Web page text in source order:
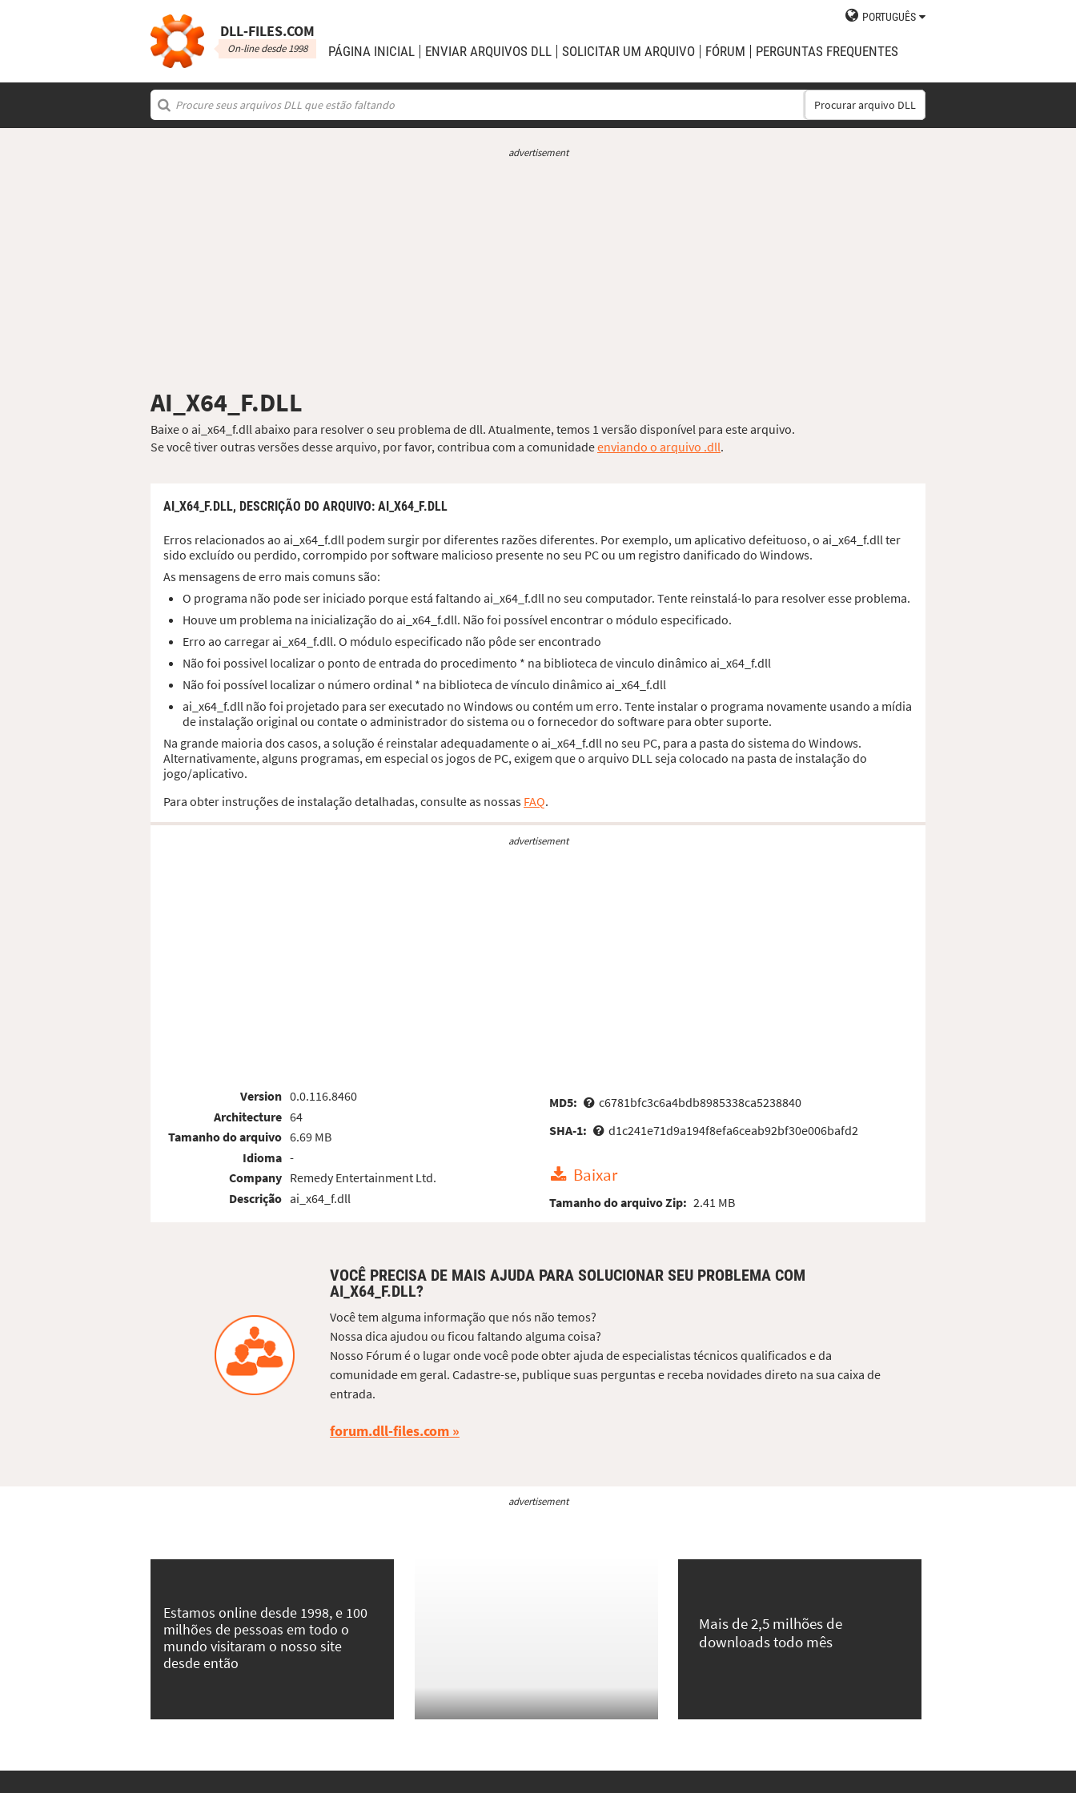
DLL‑FILES.COM
On-line desde 1998
PORTUGUÊS
PÁGINA INICIAL ENVIAR ARQUIVOS DLL SOLICITAR UM ARQUIVO FÓRUM PERGUNTAS FREQUENTES
Procurar arquivo DLL
advertisement
AI_X64_F.DLL
Baixe o ai_x64_f.dll abaixo para resolver o seu problema de dll. Atualmente, temos 1 versão disponível para este arquivo.
Se você tiver outras versões desse arquivo, por favor, contribua com a comunidadeenviando o arquivo .dll.
AI_X64_F.DLL, DESCRIÇÃO DO ARQUIVO: AI_X64_F.DLL
Erros relacionados ao ai_x64_f.dll podem surgir por diferentes razões diferentes. Por exemplo, um aplicativo defeituoso, o ai_x64_f.dll ter
sido excluído ou perdido, corrompido por software malicioso presente no seu PC ou um registro danificado do Windows.
As mensagens de erro mais comuns são:
O programa não pode ser iniciado porque está faltando ai_x64_f.dll no seu computador. Tente reinstalá-lo para resolver esse problema.
Houve um problema na inicialização do ai_x64_f.dll. Não foi possível encontrar o módulo especificado.
Erro ao carregar ai_x64_f.dll. O módulo especificado não pôde ser encontrado
Não foi possivel localizar o ponto de entrada do procedimento * na biblioteca de vinculo dinâmico ai_x64_f.dll
Não foi possível localizar o número ordinal * na biblioteca de vínculo dinâmico ai_x64_f.dll
ai_x64_f.dll não foi projetado para ser executado no Windows ou contém um erro. Tente instalar o programa novamente usando a mídia
de instalação original ou contate o administrador do sistema ou o fornecedor do software para obter suporte.
Na grande maioria dos casos, a solução é reinstalar adequadamente o ai_x64_f.dll no seu PC, para a pasta do sistema do Windows.
Alternativamente, alguns programas, em especial os jogos de PC, exigem que o arquivo DLL seja colocado na pasta de instalação do
jogo/aplicativo.
Para obter instruções de instalação detalhadas, consulte as nossas FAQ.
advertisement
Version
Architecture
Tamanho do arquivo
Idioma
Company
Descrição
0.0.116.8460
64
6.69 MB
-
Remedy Entertainment Ltd.
ai_x64_f.dll
MD5:
c6781bfc3c6a4bdb8985338ca5238840
SHA-1:
d1c241e71d9a194f8efa6ceab92bf30e006bafd2
Baixar
Tamanho do arquivo Zip: 2.41 MB
VOCÊ PRECISA DE MAIS AJUDA PARA SOLUCIONAR SEU PROBLEMA COM
AI_X64_F.DLL?
Você tem alguma informação que nós não temos?
Nossa dica ajudou ou ficou faltando alguma coisa?
Nosso Fórum é o lugar onde você pode obter ajuda de especialistas técnicos qualificados e da
comunidade em geral. Cadastre-se, publique suas perguntas e receba novidades direto na sua caixa de
entrada.
forum.dll-files.com
advertisement
Estamos online desde 1998, e 100
milhões de pessoas em todo o
mundo visitaram o nosso site
desde então
Mais de 2,5 milhões de
downloads todo mês